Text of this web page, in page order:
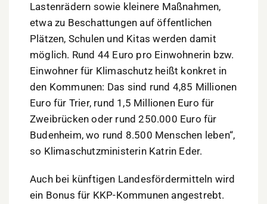
Lastenrädern sowie kleinere Maßnahmen,
etwa zu Beschattungen auf öffentlichen
Plätzen, Schulen und Kitas werden damit
möglich. Rund 44 Euro pro Einwohnerin bzw.
Einwohner für Klimaschutz heißt konkret in
den Kommunen: Das sind rund 4,85 Millionen
Euro für Trier, rund 1,5 Millionen Euro für
Zweibrücken oder rund 250.000 Euro für
Budenheim, wo rund 8.500 Menschen leben“,
so Klimaschutzministerin Katrin Eder.
Auch bei künftigen Landesfördermitteln wird
ein Bonus für KKP-Kommunen angestrebt.